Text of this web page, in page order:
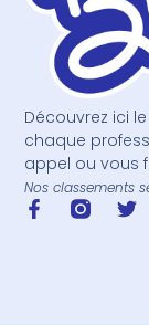
Découvrez ici
chaque
appel ou vous
Nos classements